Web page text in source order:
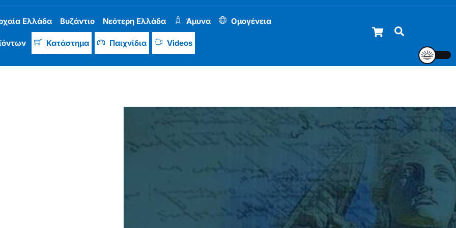
Cart
Ελλάδα Βυζάντιο Νεότερη Ελλάδα Άμυνα Ομογένεια
Κατάστημα Παιχνίδια Videos